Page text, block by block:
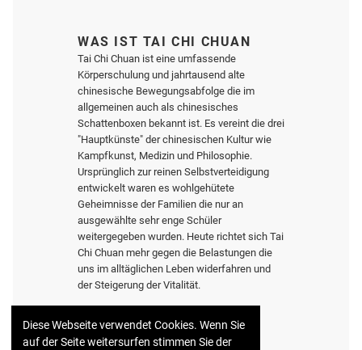
Diese Webseite verwendet Cookies. Wenn Sie
auf der Seite weitersurfen stimmen Sie der
WAS IST TAI CHI CHUAN
Tai Chi Chuan ist eine umfassende
Körperschulung und jahrtausend alte
chinesische Bewegungsabfolge die im
allgemeinen auch als chinesisches
Schattenboxen bekannt ist. Es vereint die drei
"Hauptkünste" der chinesischen Kultur wie
Kampfkunst, Medizin und Philosophie.
Ursprünglich zur reinen Selbstverteidigung
entwickelt waren es wohlgehütete
Geheimnisse der Familien die nur an
ausgewählte sehr enge Schüler
weitergegeben wurden. Heute richtet sich Tai
Chi Chuan mehr gegen die Belastungen die
uns im alltäglichen Leben widerfahren und
der Steigerung der Vitalität.